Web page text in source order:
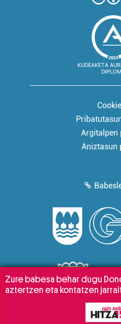
KUDEAKETA
Argitalpen
Aniztasun
Zure babesa behar dugu
aztertzen eta kontatzen